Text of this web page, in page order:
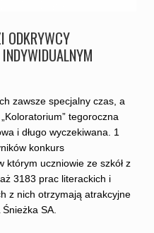
ODKRYWCY
zawsze specjalny czas, a
tegoroczna
i długo wyczekiwana. 1
konkurs
którym uczniowie ze szkół z
3183 prac literackich i
z nich otrzymają atrakcyjne
SA.